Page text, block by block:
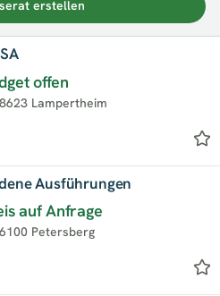
erstellen
offen
Lampertheim
Ausführungen
auf Anfrage
Petersberg